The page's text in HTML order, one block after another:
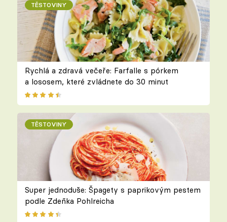
TĚSTOVINY
Rychlá a zdravá večeře: Farfalle s pórkem
a lososem, které zvládnete do 30 minut
TĚSTOVINY
Super jednoduše: Špagety s paprikovým pestem
podle Zdeňka Pohlreicha